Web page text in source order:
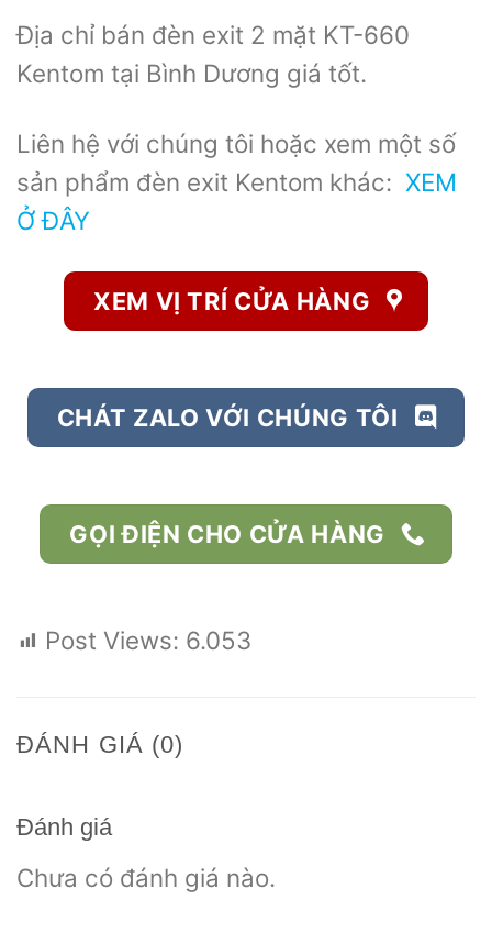
Địa chỉ bán đèn exit 2 mặt KT-660
Kentom tại Bình Dương giá tốt.
Liên hệ với chúng tôi hoặc xem một số
sản phẩm đèn exit Kentom khác: XEM
Ở ĐÂY
XEM VỊ TRÍ CỬA HÀNG
CHÁT ZALO VỚI CHÚNG TÔI
GỌI ĐIỆN CHO CỬA HÀNG
Post Views: 6.053
ĐÁNH GIÁ (0)
Đánh giá
Chưa có đánh giá nào.